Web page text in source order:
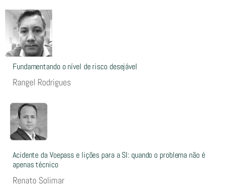
Fundamentando o nível de risco desejável
Rangel Rodrigues
Acidente da Voepass e lições para a SI: quando o problema não é
apenas técnico
Renato Solimar